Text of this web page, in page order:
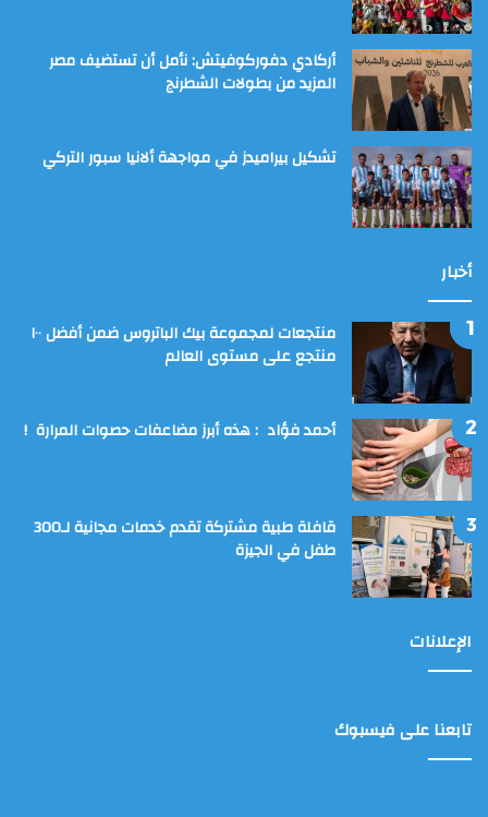
أركادي دفوركوفيتش: نأمل أن تستضيف مصر
المزيد من بطولات الشطرنج
تشكيل بيراميدز في مواجهة ألانيا سبور التركي
أخبار
منتجعات لمجموعة بيك الباتروس ضمن أفضل ١٠٠
منتجع على مستوى العالم
أحمد فؤاد : هذه أبرز مضاعفات حصوات المرارة !
قافلة طبية مشتركة تقدم خدمات مجانية لـ300
طفل في الجيزة
الإعلانات
تابعنا على فيسبوك